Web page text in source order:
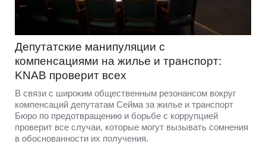
Депутатские манипуляции с
компенсациями на жилье и транспорт:
KNAB проверит всех
В связи с широким общественным резонансом вокруг
компенсаций депутатам Сейма за жилье и транспорт
Бюро по предотвращению и борьбе с коррупцией
проверит все случаи, которые могут вызывать сомнения
в обоснованности их получения.